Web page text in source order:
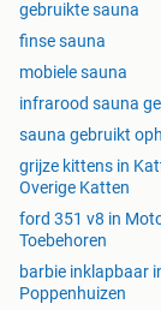
gebruikte sauna
finse sauna
mobiele sauna
infrarood sauna
sauna gebruikt
grijze kittens in
Overige Katten
ford 351 v8 in
Toebehoren
barbie inklapbaar
Poppenhuizen